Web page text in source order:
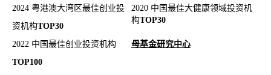
2024 粤港澳大湾区最佳创业投
资机构TOP30
2020 中国最佳大健康领域投资机
构TOP30
2022 中国最佳创业投资机构
TOP100
母基金研究中心